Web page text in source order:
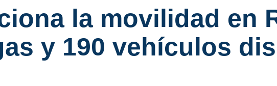
la movilidad en
y 190 vehículos